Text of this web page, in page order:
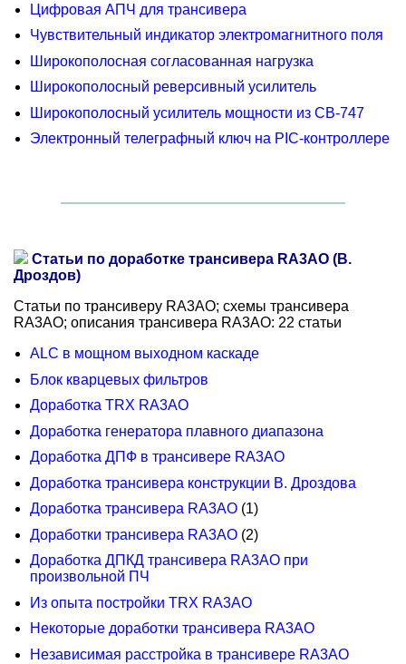
Цифровая АПЧ для трансивера
Чувствительный индикатор электромагнитного поля
Широкополосная согласованная нагрузка
Широкополосный реверсивный усилитель
Широкополосный усилитель мощности из СВ-747
Электронный телеграфный ключ на РIС-контроллере
Статьи по доработке трансивера RA3AO (В.
Дроздов)
Статьи по трансиверу RA3AO; схемы трансивера
RA3AO; описания трансивера RA3AO: 22 статьи
ALC в мощном выходном каскаде
Блок кварцевых фильтров
Доработка TRX RA3AO
Доработка генератора плавного диапазона
Доработка ДПФ в трансивере RA3AO
Доработка трансивера конструкции В. Дроздова
Доработка трансивера RA3AO (1)
Доработки трансивера RA3AO (2)
Доработка ДПКД трансивера RA3AO при
произвольной ПЧ
Из опыта постройки TRX RA3AO
Некоторые доработки трансивера RA3AO
Независимая расстройка в трансивере RA3AO